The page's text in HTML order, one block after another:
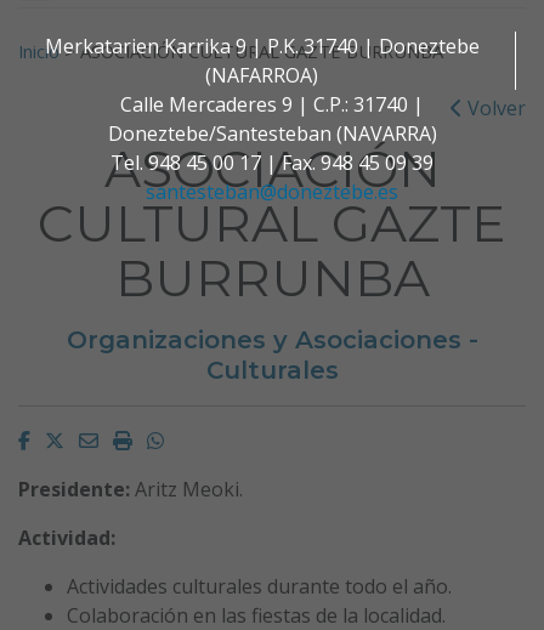
Merkatarien Karrika 9 | P.K. 31740 | Doneztebe
(NAFARROA)
Calle Mercaderes 9 | C.P.: 31740 |
Doneztebe/Santesteban (NAVARRA)
Tel. 948 45 00 17 | Fax. 948 45 09 39
santesteban@doneztebe.es
Buscar:
Inicio>ASOCIACIÓN CULTURAL GAZTE BURRUNBA
Volver
ASOCIACIÓN
CULTURAL GAZTE
BURRUNBA
Organizaciones y Asociaciones -
Culturales
Facebook
Twitter
EmailImprimirWhatsapp
Presidente: Aritz Meoki.
Actividad:
Actividades culturales durante todo el año.
Colaboración en las fiestas de la localidad.